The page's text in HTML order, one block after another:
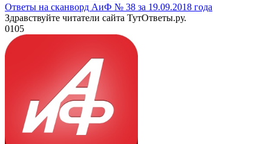
Ответы на сканворд АиФ № 38 за 19.09.2018 года
Здравствуйте читатели сайта ТутОтветы.ру.
0105